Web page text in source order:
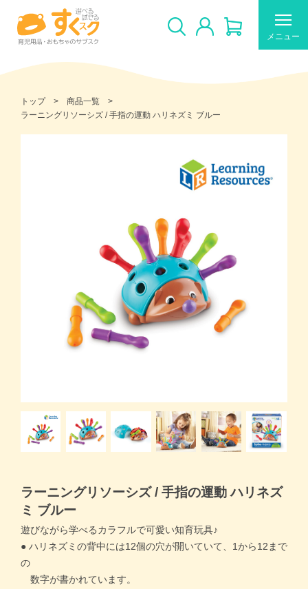
メニュー
すくスクのご利用について
ギフトカードの使い方
商品一覧トップ
すくスクご利用ガイド
よくある質問
トップ
商品一覧
ラーニングリソーシズ / 手指の運動 ハリネズミ ブルー
ラーニングリソーシズ / 手指の運動 ハリネズ
ミ ブルー
遊びながら学べるカラフルで可愛い知育玩具♪
● ハリネズミの背中には12個の穴が開いていて、1から12まで
の
数字が書かれています。